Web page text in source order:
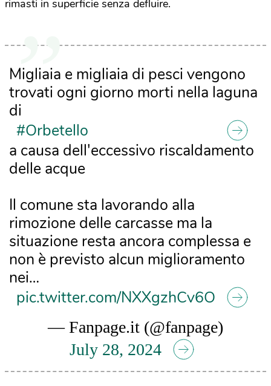
rimasti in superficie senza defluire.
Migliaia e migliaia di pesci vengono
trovati ogni giorno morti nella laguna
di
#Orbetello
a causa dell'eccessivo riscaldamento
delle acque
Il comune sta lavorando alla
rimozione delle carcasse ma la
situazione resta ancora complessa e
non è previsto alcun miglioramento
nei…
pic.twitter.com/NXXgzhCv6O
— Fanpage.it (@fanpage)
July 28, 2024